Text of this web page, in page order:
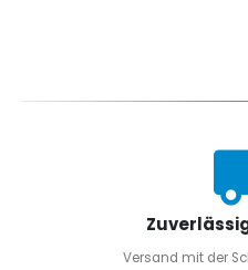
Versand mit der